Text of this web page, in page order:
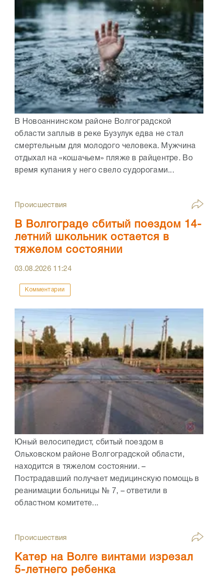
В Новоаннинском районе Волгоградской
области заплыв в реке Бузулук едва не стал
смертельным для молодого человека. Мужчина
отдыхал на «кошачьем» пляже в райцентре. Во
время купания у него свело судорогами...
Происшествия
В Волгограде сбитый поездом 14-
летний школьник остается в
тяжелом состоянии
03.08.2026 11:24
Комментарии
Юный велосипедист, сбитый поездом в
Ольховском районе Волгоградской области,
находится в тяжелом состоянии. –
Пострадавший получает медицинскую помощь в
реанимации больницы № 7, – ответили в
областном комитете...
Происшествия
Катер на Волге винтами изрезал
5-летнего ребенка